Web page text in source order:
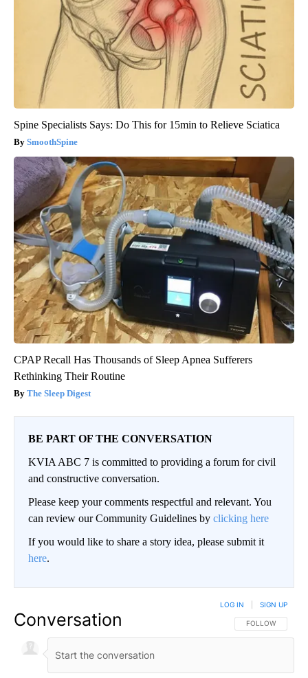
Spine Specialists Says: Do This for 15min to Relieve Sciatica
SmoothSpine
CPAP Recall Has Thousands of Sleep Apnea Sufferers
Rethinking Their Routine
The Sleep Digest
BE PART OF THE CONVERSATION
KVIA ABC 7 is committed to providing a forum for civil
and constructive conversation.
Please keep your comments respectful and relevant. You
can review our Community Guidelines by clicking here
If you would like to share a story idea, please submit it
here.
Conversation FOLLOW THIS
FOLLOW
LOG IN SIGN UP